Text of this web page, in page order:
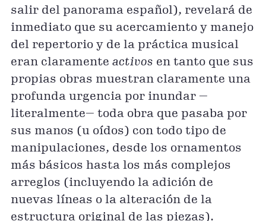
salir del panorama español), revelará de
inmediato que su acercamiento y manejo
del repertorio y de la práctica musical
eran claramente activos en tanto que sus
propias obras muestran claramente una
profunda urgencia por inundar —
literalmente— toda obra que pasaba por
sus manos (u oídos) con todo tipo de
manipulaciones, desde los ornamentos
más básicos hasta los más complejos
arreglos (incluyendo la adición de
nuevas líneas o la alteración de la
estructura original de las piezas).